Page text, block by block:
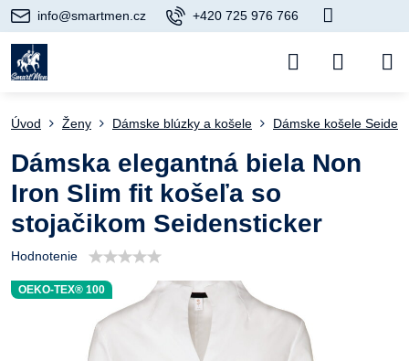
info@smartmen.cz +420 725 976 766
OEKO-TEX® 100
Úvod Ženy Dámske blúzky a košele Dámske košele
Dámska elegantná biela Non
Iron Slim fit košeľa so
stojačikom Seidensticker
Hodnotenie